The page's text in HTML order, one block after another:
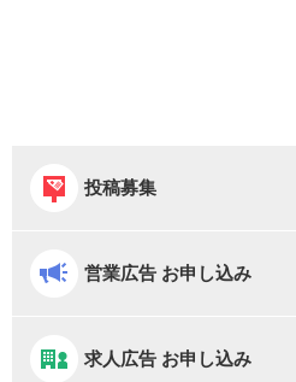
投稿募集
営業広告 お申し込み
求人広告 お申し込み